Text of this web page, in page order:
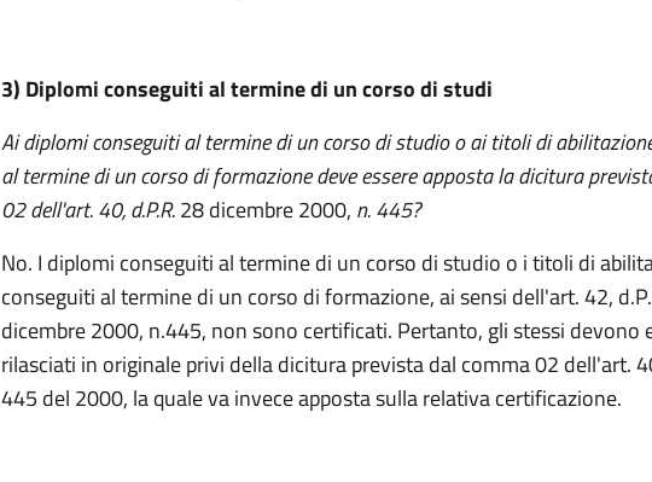
3) Diplomi conseguiti al termine di un corso di studi
Ai diplomi conseguiti al termine di un corso di studio o ai titoli di
al termine di un corso di formazione deve essere apposta la dicitura
02 dell'art. 40, d.P.R.28 dicembre 2000, n. 445?
No. I diplomi conseguiti al termine di un corso di studio o i titoli di
conseguiti al termine di un corso di formazione, ai sensi dell'art. 42,
dicembre 2000, n.445, non sono certificati. Pertanto, gli stessi devono
rilasciati in originale privi della dicitura prevista dal comma 02 dell'art.
445 del 2000, la quale va invece apposta sulla relativa certificazione.